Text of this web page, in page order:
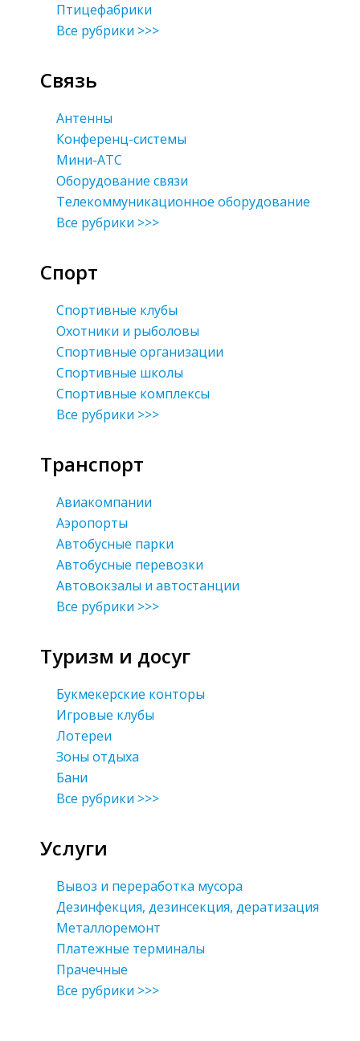
Птицефабрики
Все рубрики >>>
Связь
Антенны
Конференц-системы
Мини-АТС
Оборудование связи
Телекоммуникационное оборудование
Все рубрики >>>
Спорт
Спортивные клубы
Охотники и рыболовы
Спортивные организации
Спортивные школы
Спортивные комплексы
Все рубрики >>>
Транспорт
Авиакомпании
Аэропорты
Автобусные парки
Автобусные перевозки
Автовокзалы и автостанции
Все рубрики >>>
Туризм и досуг
Букмекерские конторы
Игровые клубы
Лотереи
Зоны отдыха
Бани
Все рубрики >>>
Услуги
Вывоз и переработка мусора
Дезинфекция, дезинсекция, дератизация
Металлоремонт
Платежные терминалы
Прачечные
Все рубрики >>>